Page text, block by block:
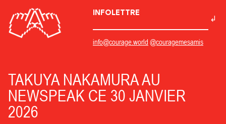
INFOLETTRE
info@courage.world @couragemesamis
TAKUYA NAKAMURA AU
NEWSPEAK CE 30 JANVIER
2026